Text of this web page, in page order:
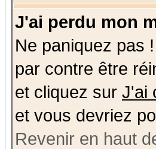
J'ai perdu mon
Ne paniquez pas
par contre être
et cliquez sur J'ai
et vous devriez
Revenir en haut